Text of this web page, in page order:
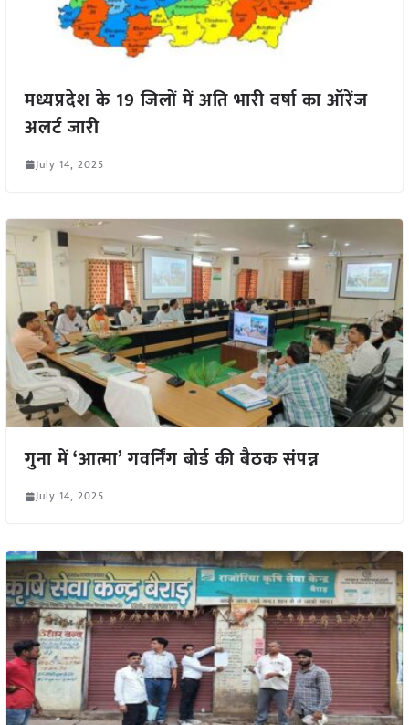
मध्यप्रदेश के 19 जिलों में अति भारी वर्षा का ऑरेंज
अलर्ट जारी
July 14, 2025
गुना में ‘आत्मा’ गवर्निंग बोर्ड की बैठक संपन्न
July 14, 2025